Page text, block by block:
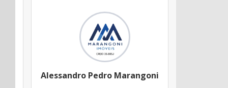
Alessandro Pedro Marangoni